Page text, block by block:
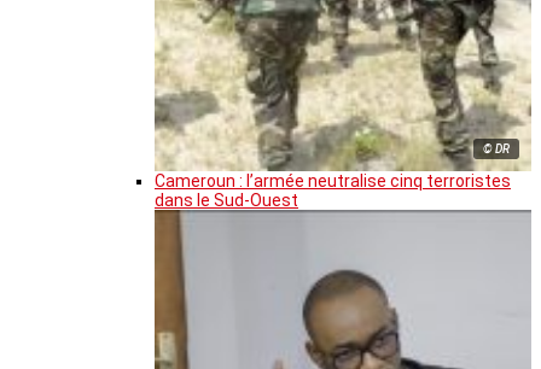
© DR
Cameroun : l’armée neutralise cinq terroristes
dans le Sud-Ouest